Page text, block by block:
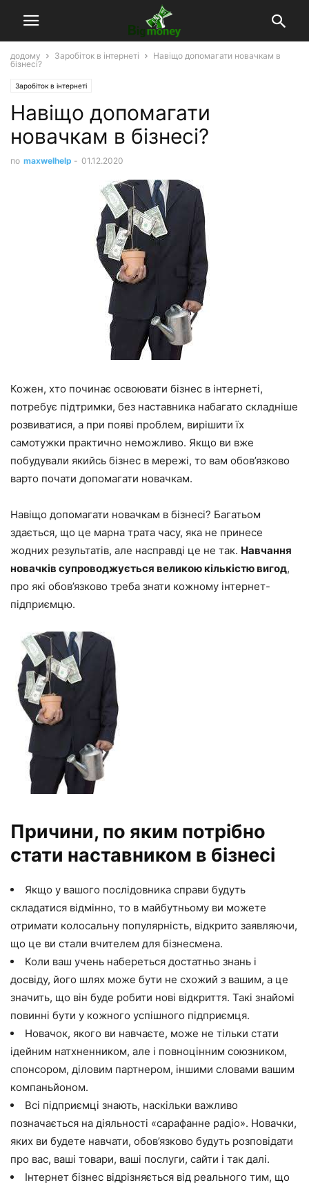
додому Заробіток в інтернеті
Навіщо допомагати новачкам в
бізнесі?
Заробіток в інтернеті
Навіщо допомагати
новачкам в бізнесі?
по maxwelhelp - 01.12.2020
Кожен, хто починає освоювати бізнес в інтернеті,
потребує підтримки, без наставника набагато складніше
розвиватися, а при появі проблем, вирішити їх
самотужки практично неможливо. Якщо ви вже
побудували якийсь бізнес в мережі, то вам обов’язково
варто почати допомагати новачкам.
Навіщо допомагати новачкам в бізнесі? Багатьом
здається, що це марна трата часу, яка не принесе
жодних результатів, але насправді це не так. Навчання
новачків супроводжується великою кількістю вигод,
про які обов’язково треба знати кожному інтернет-
підприємцю.
Причини, по яким потрібно
стати наставником в бізнесі
Якщо у вашого послідовника справи будуть
складатися відмінно, то в майбутньому ви можете
отримати колосальну популярність, відкрито заявляючи,
що це ви стали вчителем для бізнесмена.
Коли ваш учень набереться достатньо знань і
досвіду, його шлях може бути не схожий з вашим, а це
значить, що він буде робити нові відкриття. Такі знайомі
повинні бути у кожного успішного підприємця.
Новачок, якого ви навчаєте, може не тільки стати
ідейним натхненником, але і повноцінним союзником,
спонсором, діловим партнером, іншими словами вашим
компаньйоном.
Всі підприємці знають, наскільки важливо
позначається на діяльності «сарафанне радіо». Новачки,
яких ви будете навчати, обов’язково будуть розповідати
про вас, ваші товари, ваші послуги, сайти і так далі.
Інтернет бізнес відрізняється від реального тим, що